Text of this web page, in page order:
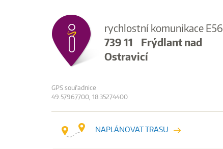
rychlostní komunikace E56
739 11 Frýdlant nad
Ostravicí
GPS souřadnice
49.57967700, 18.35274400
NAPLÁNOVAT TRASU